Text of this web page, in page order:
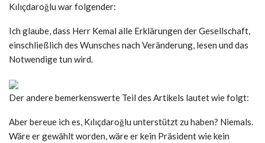
Kılıçdaroğlu war folgender:
Ich glaube, dass Herr Kemal alle Erklärungen der Gesellschaft,
einschließlich des Wunsches nach Veränderung, lesen und das
Notwendige tun wird.
Der andere bemerkenswerte Teil des Artikels lautet wie folgt:
Aber bereue ich es, Kılıçdaroğlu unterstützt zu haben? Niemals.
Wäre er gewählt worden, wäre er kein Präsident wie kein